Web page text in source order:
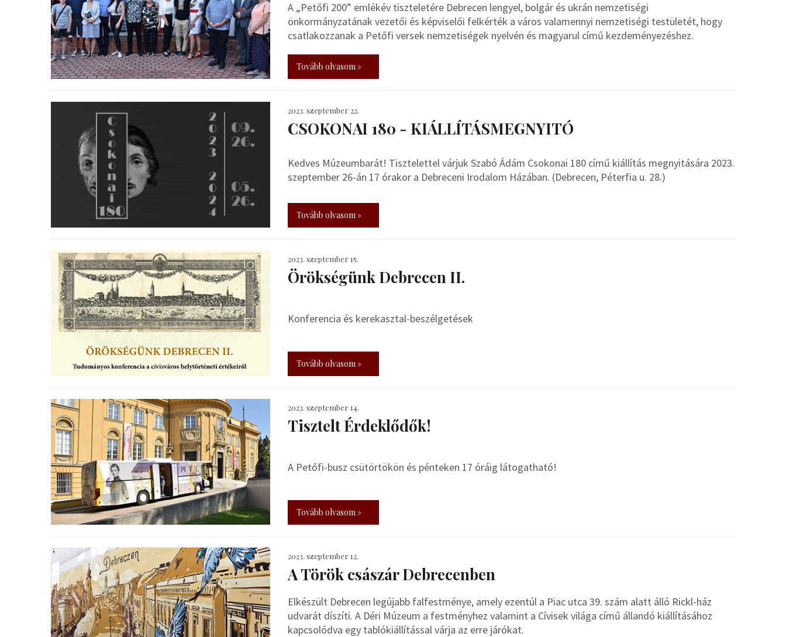
A „Petőfi 200” emlékév tiszteletére Debrecen lengyel, bolgár és ukrán nemzetiségi
önkormányzatának vezetői és képviselői felkérték a város valamennyi nemzetiségi testületét, hogy
csatlakozzanak a Petőfi versek nemzetiségek nyelvén és magyarul című kezdeményezéshez.
Tovább olvasom »
2023. szeptember 22.
CSOKONAI 180 - KIÁLLÍTÁSMEGNYITÓ
Kedves Múzeumbarát! Tisztelettel várjuk Szabó Ádám Csokonai 180 című kiállítás megnyitására 2023.
szeptember 26-án 17 órakor a Debreceni Irodalom Házában. (Debrecen, Péterfia u. 28.)
Tovább olvasom »
2023. szeptember 15.
Örökségünk Debrecen II.
Konferencia és kerekasztal-beszélgetések
Tovább olvasom »
2023. szeptember 14.
Tisztelt Érdeklődők!
A Petőfi-busz csütörtökön és pénteken 17 óráig látogatható!
Tovább olvasom »
2023. szeptember 12.
A Török császár Debrecenben
Elkészült Debrecen legújabb falfestménye, amely ezentúl a Piac utca 39. szám alatt álló Rickl-ház
udvarát díszíti. A Déri Múzeum a festményhez valamint a Cívisek világa című állandó kiállításához
kapcsolódva egy tablókiállítással várja az erre járókat.